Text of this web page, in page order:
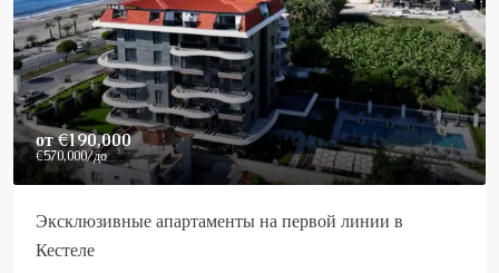
Price On Request
Роскошный пентхаус в Аланье на продажу
Аланья, Каргыджак